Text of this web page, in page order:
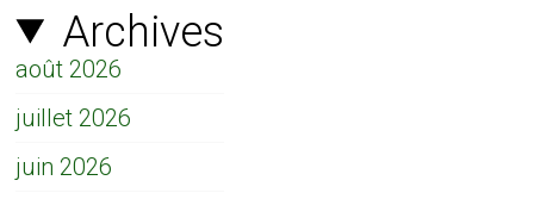
Archives
août 2026
juillet 2026
juin 2026